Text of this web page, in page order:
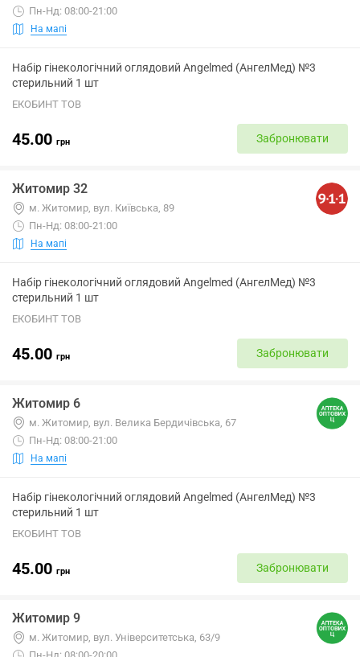
Пн-Нд: 08:00-21:00
На мапі
Набір гінекологічний оглядовий Angelmed (АнгелМед) №3
стерильний 1 шт
ЕКОБИНТ ТОВ
45.00 грн Забронювати
Житомир 32
м. Житомир, вул. Київська, 89
Пн-Нд: 08:00-21:00
На мапі
Набір гінекологічний оглядовий Angelmed (АнгелМед) №3
стерильний 1 шт
ЕКОБИНТ ТОВ
45.00 грн Забронювати
Житомир 6
м. Житомир, вул. Велика Бердичівська, 67
Пн-Нд: 08:00-21:00
На мапі
Набір гінекологічний оглядовий Angelmed (АнгелМед) №3
стерильний 1 шт
ЕКОБИНТ ТОВ
45.00 грн Забронювати
Житомир 9
м. Житомир, вул. Університетська, 63/9